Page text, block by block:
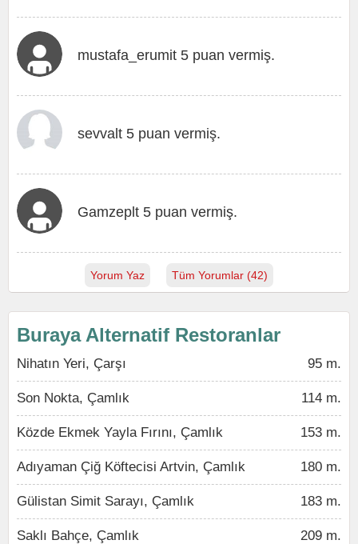
mustafa_erumit 5 puan vermiş.
sevvalt 5 puan vermiş.
Gamzeplt 5 puan vermiş.
Yorum Yaz Tüm Yorumlar (42)
Buraya Alternatif Restoranlar
Nihatın Yeri, Çarşı 95 m.
Son Nokta, Çamlık 114 m.
Közde Ekmek Yayla Fırını, Çamlık 153 m.
Adıyaman Çiğ Köftecisi Artvin, Çamlık 180 m.
Gülistan Simit Sarayı, Çamlık 183 m.
Saklı Bahçe, Çamlık 209 m.